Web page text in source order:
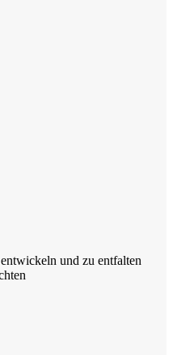
und zu entfalten